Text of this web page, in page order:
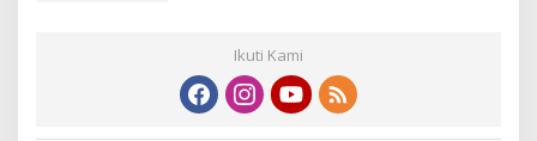
Ikuti Kami